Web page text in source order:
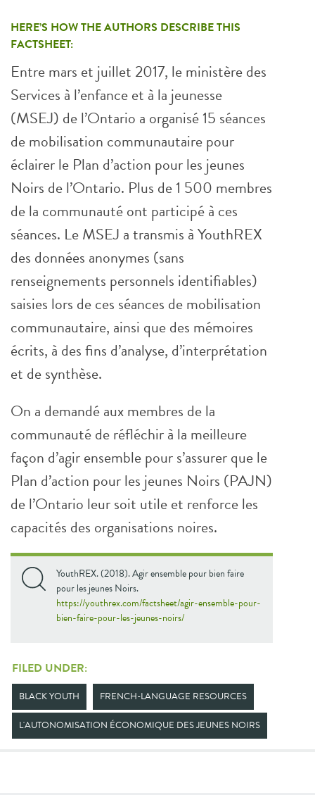
HERE’S HOW THE AUTHORS DESCRIBE THIS
FACTSHEET:
Entre mars et juillet 2017, le ministère des
Services à l’enfance et à la jeunesse
(MSEJ) de l’Ontario a organisé 15 séances
de mobilisation communautaire pour
éclairer le Plan d’action pour les jeunes
Noirs de l’Ontario. Plus de 1 500 membres
de la communauté ont participé à ces
séances. Le MSEJ a transmis à YouthREX
des données anonymes (sans
renseignements personnels identifiables)
saisies lors de ces séances de mobilisation
communautaire, ainsi que des mémoires
écrits, à des fins d’analyse, d’interprétation
et de synthèse.
On a demandé aux membres de la
communauté de réfléchir à la meilleure
façon d’agir ensemble pour s’assurer que le
Plan d’action pour les jeunes Noirs (PAJN)
de l’Ontario leur soit utile et renforce les
capacités des organisations noires.
YouthREX. (2018). Agir ensemble pour bien faire
pour les jeunes Noirs.
https://youthrex.com/factsheet/agir-ensemble-pour-
bien-faire-pour-les-jeunes-noirs/
FILED UNDER:
BLACK YOUTH FRENCH-LANGUAGE RESOURCES
L'AUTONOMISATION ÉCONOMIQUE DES JEUNES NOIRS